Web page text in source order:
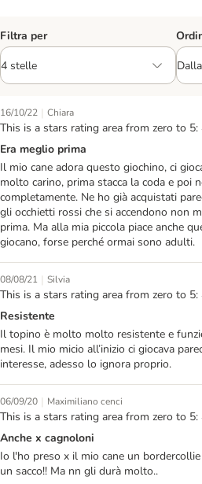
Filtra per
16/10/22 | Chiara
This is a stars rating area from zero to 5:
Era meglio prima
Il mio cane adora questo giochino, ci
molto carino, prima stacca la coda e poi
completamente. Ne ho già acquistati
gli occhietti rossi che si accendono non
prima. Ma alla mia piccola piace anche
giocano, forse perché ormai sono adulti.
08/08/21 | Silvia
This is a stars rating area from zero to 5:
Resistente
Il topino è molto molto resistente e
mesi. Il mio micio all’inizio ci giocava
interesse, adesso lo ignora proprio.
06/09/20 | Maximiliano cenci
This is a stars rating area from zero to 5:
Anche x cagnoloni
Io l'ho preso x il mio cane un
un sacco!! Ma nn gli durà molto..